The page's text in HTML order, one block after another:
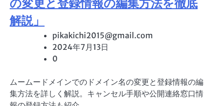
の変更と登録情報の編集方法を徹底
解説」
pikakichi2015@gmail.com
2024年7月13日
0
ムームードメインでのドメイン名の変更と登録情報の編
集方法を詳しく解説。キャンセル手順や公開連絡窓口情